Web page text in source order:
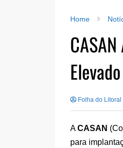
Home
Folha do Litoral
ACASAN
para